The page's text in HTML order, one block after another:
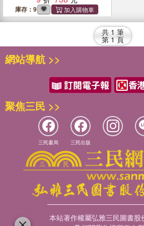
庫存：9
共 1 筆
第 1 頁
網站導航 >>
聚焦三民 >>
三民書局 三民出版
本站著作權屬弘雅三民圖書股